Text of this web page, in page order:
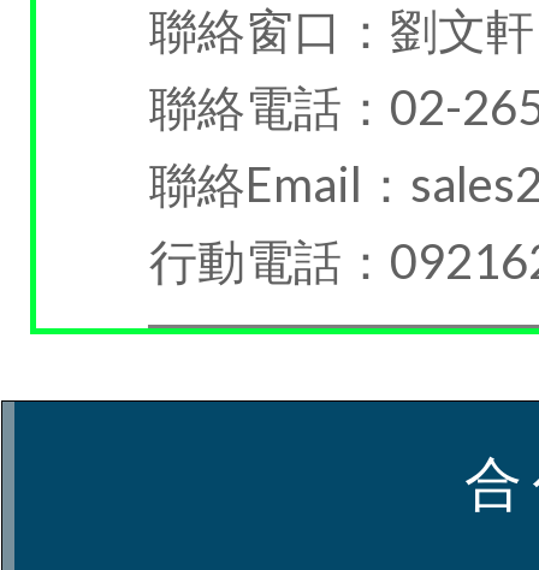
聯絡窗口：劉文軒
聯絡電話：02-
聯絡Email：
行動電話：
合